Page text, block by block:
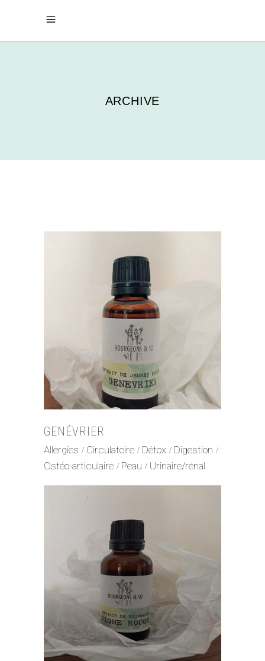
ARCHIVE
GENÉVRIER
Allergies Circulatoire Détox
Digestion
Ostéo-articulaire
Peau Urinaire/rénal